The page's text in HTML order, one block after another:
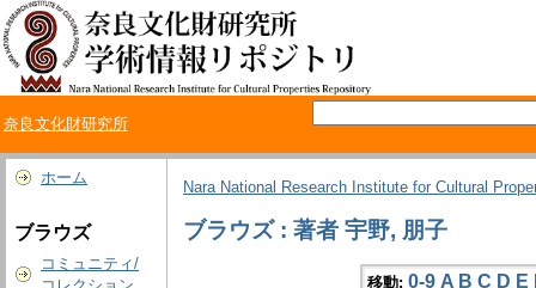
奈良文化財研究所
ホーム
ブラウズ
コミュニティ/
Nara National Research Institute for Cultural
ブラウズ : 著者 宇野, 朋子
移動: 0-9 A B C D E